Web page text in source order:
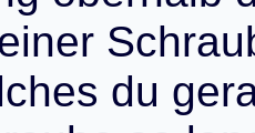
iner Schrau
ches du ger